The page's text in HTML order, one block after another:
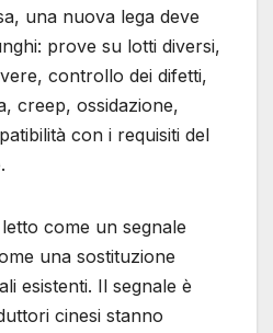
una nuova lega deve
prove su lotti diversi,
controllo dei difetti,
creep, ossidazione,
con i requisiti del
come un segnale
una sostituzione
esistenti. Il segnale è
cinesi stanno